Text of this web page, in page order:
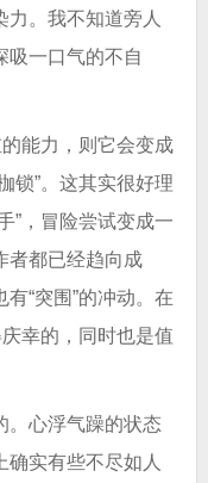
。我不知道旁人
吸一口气的不自
能力，则它会变成
锁”。这其实很好理
”，冒险尝试变成一
者都已经趋向成
“突围”的冲动。在
幸的，同时也是值
。心浮气躁的状态
实有些不尽如人